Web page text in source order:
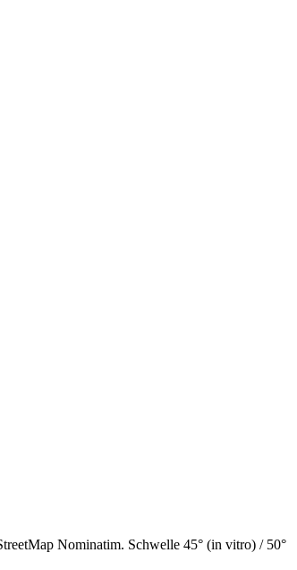
Nominatim. Schwelle 45° (in vitro) / 50°